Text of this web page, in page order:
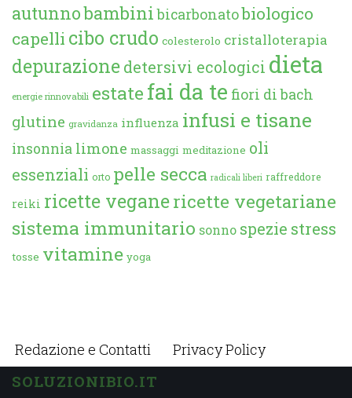
autunnobambini bicarbonatobiologico
capelli cibo crudo colesterolo cristalloterapia
depurazione detersivi ecologici dieta
energie rinnovabili estate fai da te fiori di bach
glutine gravidanza influenza infusi e tisane
insonnia limone massaggi meditazione oli
essenziali orto pelle secca radicali liberi raffreddore
reiki ricette veganericette vegetariane
sistema immunitario sonno spezie stress
tosse vitamine yoga
Redazione e Contatti Privacy Policy
SOLUZIONIBIO.IT